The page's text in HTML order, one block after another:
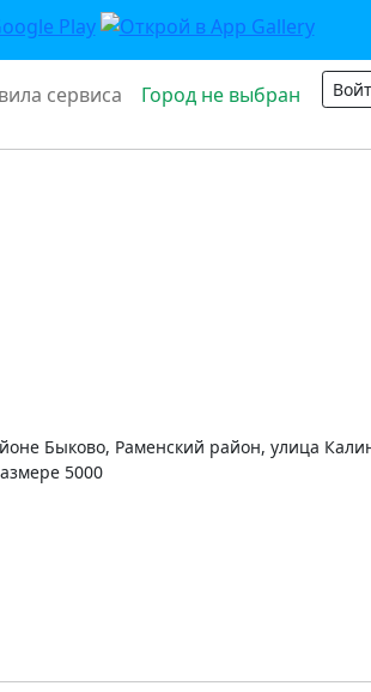
сервиса Город не выбран
Быково, Раменский район, улица
5000